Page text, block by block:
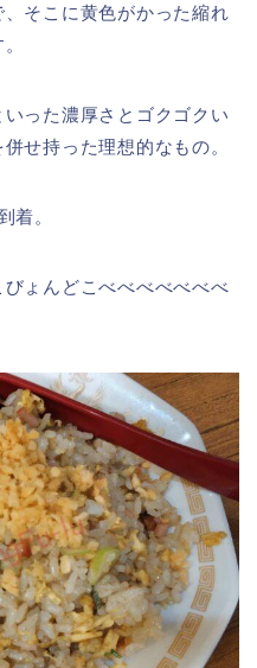
そこに黄色がかった縮れ
った濃厚さとゴクゴクい
せ持った理想的なもの。
着。
ょんどこべべべべべべべ